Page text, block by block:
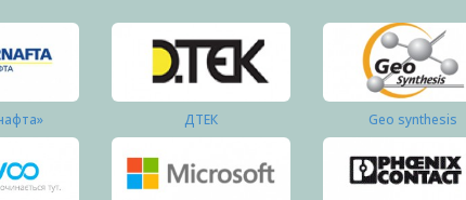
ДТЕК Geo synthesis